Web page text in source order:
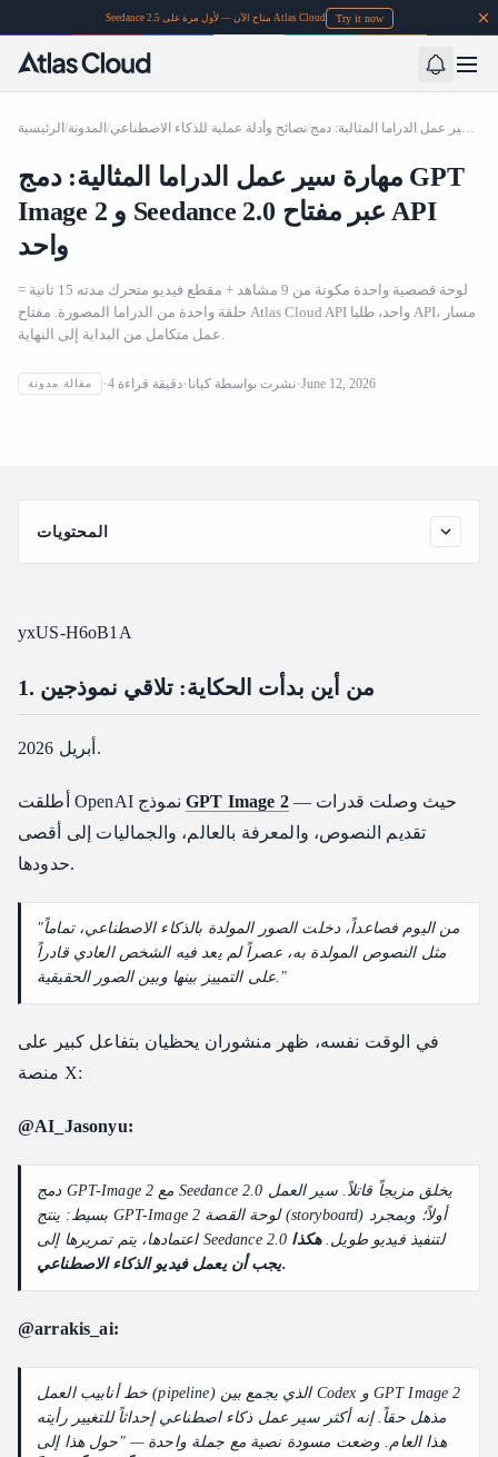
Seedance 2.5 متاح الآن — لأول مرة على Atlas Cloud Try it now
الرئيسية /المدونة /نصائح وأدلة عملية للذكاء الاصطناعي/ مهارة سير عمل الدراما المثالية: دمج GPT Image 2 و Seedance 2.0 عبر مفتاح API واحد
مهارة سير عمل الدراما المثالية: دمج GPT
Image 2 و Seedance 2.0 عبر مفتاح API
واحد
لوحة قصصية واحدة مكونة من 9 مشاهد + مقطع فيديو متحرك مدته 15 ثانية =
حلقة واحدة من الدراما المصورة. مفتاح Atlas Cloud API واحد، طلبا API، مسار
عمل متكامل من البداية إلى النهاية.
مقالة مدونة 4 دقيقة قراءة نشرت بواسطة كيانا June 12, 2026مهارة سير عمل الدراما المثالية: دمج GPT Image 2 و
المحتويات
1. من أين بدأت الحكاية: تلاقي نموذجين
الطرفين
Seedance 2.0
ما عليك فعله
6. مثال: "عملية جوتشنغ" من رواية&#x20;مشكلة الأجسام
الثلاثة&#x20;→ دراما مصورة (15 ثانية)
لماذا هذا المشهد؟
yxUS-H6oB1A
1. من أين بدأت الحكاية: تلاقي نموذجين
أبريل 2026.
أطلقت OpenAI نموذجGPT Image 2— حيث وصلت قدرات
تقديم النصوص، والمعرفة بالعالم، والجماليات إلى أقصى
حدودها.
"من اليوم فصاعداً، دخلت الصور المولدة بالذكاء الاصطناعي، تماماً
مثل النصوص المولدة به، عصراً لم يعد فيه الشخص العادي قادراً
على التمييز بينها وبين الصور الحقيقية."
في الوقت نفسه، ظهر منشوران يحظيان بتفاعل كبير على
منصة X:
@AI_Jasonyu:
دمج GPT-Image 2 مع Seedance 2.0 يخلق مزيجاً قاتلاً. سير العمل
بسيط: ينتج GPT-Image 2 لوحة القصة (storyboard) أولاً؛ وبمجرد
اعتمادها، يتم تمريرها إلى Seedance 2.0 لتنفيذ فيديو طويل.هكذا
يجب أن يعمل فيديو الذكاء الاصطناعي.
@arrakis_ai:
خط أنابيب العمل (pipeline) الذي يجمع بين Codex و GPT Image 2
مذهل حقاً. إنه أكثر سير عمل ذكاء اصطناعي إحداثاً للتغيير رأيته
هذا العام. وضعت مسودة نصية مع جملة واحدة — "حول هذا إلى